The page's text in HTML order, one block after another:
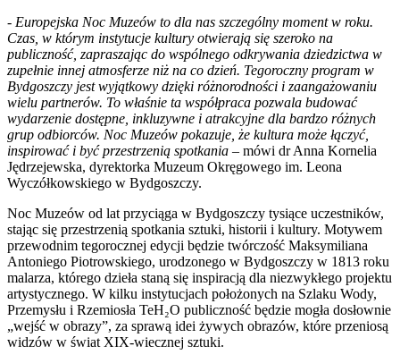
- Europejska Noc Muzeów to dla nas szczególny moment w roku.
Czas, w którym instytucje kultury otwierają się szeroko na
publiczność, zapraszając do wspólnego odkrywania dziedzictwa w
zupełnie innej atmosferze niż na co dzień. Tegoroczny program w
Bydgoszczy jest wyjątkowy dzięki różnorodności i zaangażowaniu
wielu partnerów. To właśnie ta współpraca pozwala budować
wydarzenie dostępne, inkluzywne i atrakcyjne dla bardzo różnych
grup odbiorców. Noc Muzeów pokazuje, że kultura może łączyć,
inspirować i być przestrzenią spotkania – mówi dr Anna Kornelia
Jędrzejewska, dyrektorka Muzeum Okręgowego im. Leona
Wyczółkowskiego w Bydgoszczy.
Noc Muzeów od lat przyciąga w Bydgoszczy tysiące uczestników,
stając się przestrzenią spotkania sztuki, historii i kultury. Motywem
przewodnim tegorocznej edycji będzie twórczość Maksymiliana
Antoniego Piotrowskiego, urodzonego w Bydgoszczy w 1813 roku
malarza, którego dzieła staną się inspiracją dla niezwykłego projektu
artystycznego. W kilku instytucjach położonych na Szlaku Wody,
Przemysłu i Rzemiosła TeH₂O publiczność będzie mogła dosłownie
„wejść w obrazy”, za sprawą idei żywych obrazów, które przeniosą
widzów w świat XIX-wiecznej sztuki.